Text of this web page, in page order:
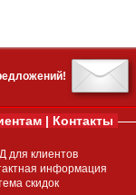
| Контакты
для клиентов
информация
скидок